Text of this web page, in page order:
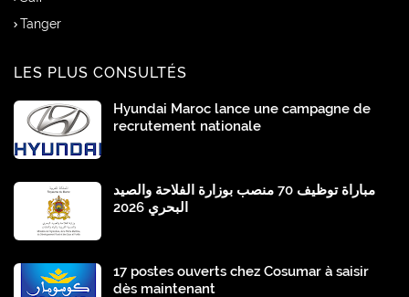
Tanger
LES PLUS CONSULTÉS
Hyundai Maroc lance une campagne de
recrutement nationale
مباراة توظيف 70 منصب بوزارة الفلاحة والصيد
البحري 2026
17 postes ouverts chez Cosumar à saisir
dès maintenant